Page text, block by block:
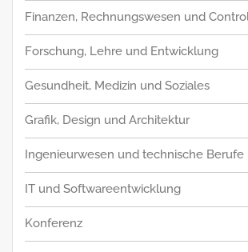
Finanzen, Rechnungswesen und
Forschung, Lehre und Entwicklung
Gesundheit, Medizin und Soziales
Grafik, Design und Architektur
Ingenieurwesen und technische Berufe
IT und Softwareentwicklung
Konferenz